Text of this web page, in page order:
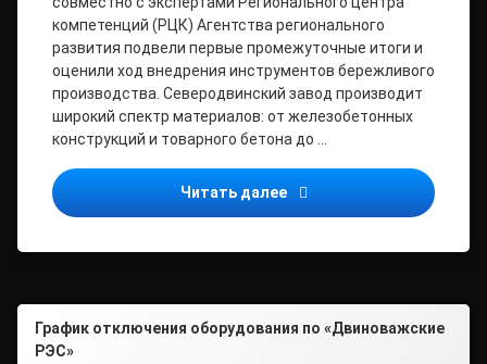
компетенций (РЦК) Агентства регионального
развития подвели первые промежуточные итоги и
оценили ход внедрения инструментов бережливого
производства. Северодвинский завод производит
широкий спектр материалов: от железобетонных
конструкций и товарного бетона до …
Читать далее Северодвинское
График отключения оборудования по «Двиноважские
РЭС»